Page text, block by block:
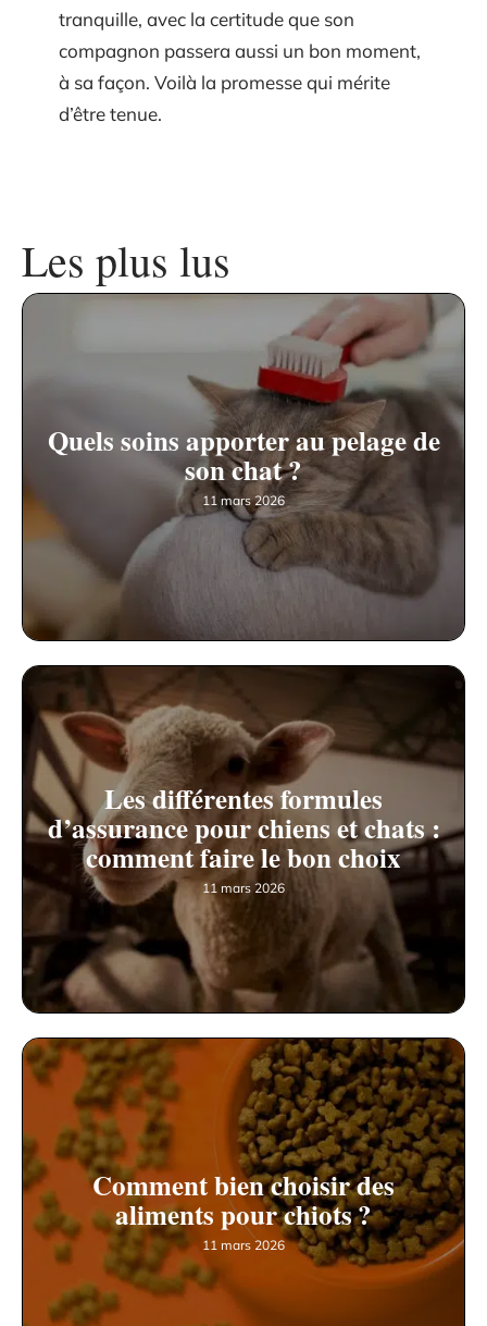
tranquille, avec la certitude que son
compagnon passera aussi un bon moment,
à sa façon. Voilà la promesse qui mérite
d’être tenue.
Les plus lus
Quels soins apporter au pelage de
son chat ?
11 mars 2026
Les différentes formules
d’assurance pour chiens et chats :
comment faire le bon choix
11 mars 2026
Comment bien choisir des
aliments pour chiots ?
11 mars 2026